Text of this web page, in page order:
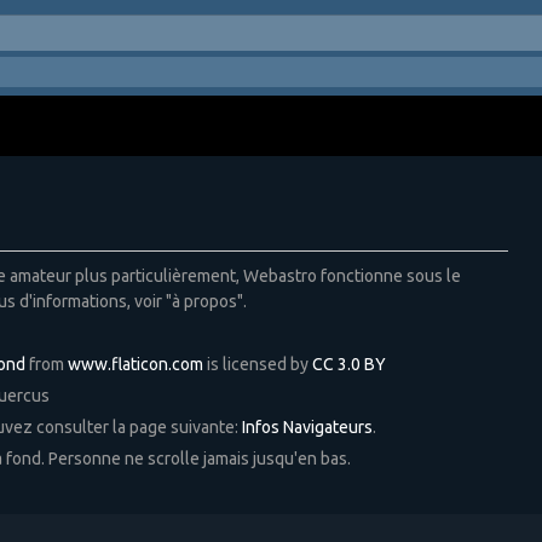
plus particulièrement, Webastro fonctionne sous le
d'informations, voir "à propos".
from www.flaticon.com is licensed byCC 3.0 BY
consulter la page suivante: Infos Navigateurs.
Personne ne scrolle jamais jusqu'en bas.